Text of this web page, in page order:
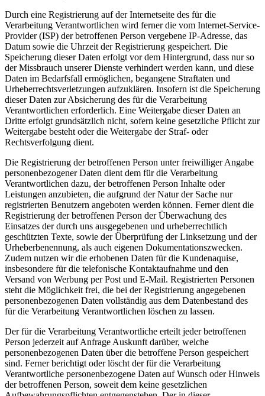
Durch eine Registrierung auf der Internetseite des für die
Verarbeitung Verantwortlichen wird ferner die vom Internet-Service-
Provider (ISP) der betroffenen Person vergebene IP-Adresse, das
Datum sowie die Uhrzeit der Registrierung gespeichert. Die
Speicherung dieser Daten erfolgt vor dem Hintergrund, dass nur so
der Missbrauch unserer Dienste verhindert werden kann, und diese
Daten im Bedarfsfall ermöglichen, begangene Straftaten und
Urheberrechtsverletzungen aufzuklären. Insofern ist die Speicherung
dieser Daten zur Absicherung des für die Verarbeitung
Verantwortlichen erforderlich. Eine Weitergabe dieser Daten an
Dritte erfolgt grundsätzlich nicht, sofern keine gesetzliche Pflicht zur
Weitergabe besteht oder die Weitergabe der Straf- oder
Rechtsverfolgung dient.
Die Registrierung der betroffenen Person unter freiwilliger Angabe
personenbezogener Daten dient dem für die Verarbeitung
Verantwortlichen dazu, der betroffenen Person Inhalte oder
Leistungen anzubieten, die aufgrund der Natur der Sache nur
registrierten Benutzern angeboten werden können. Ferner dient die
Registrierung der betroffenen Person der Überwachung des
Einsatzes der durch uns ausgegebenen und urheberrechtlich
geschützten Texte, sowie der Überprüfung der Linksetzung und der
Urheberbenennung, als auch eigenen Dokumentationszwecken.
Zudem nutzen wir die erhobenen Daten für die Kundenaquise,
insbesondere für die telefonische Kontaktaufnahme und den
Versand von Werbung per Post und E-Mail. Registrierten Personen
steht die Möglichkeit frei, die bei der Registrierung angegebenen
personenbezogenen Daten vollständig aus dem Datenbestand des
für die Verarbeitung Verantwortlichen löschen zu lassen.
Der für die Verarbeitung Verantwortliche erteilt jeder betroffenen
Person jederzeit auf Anfrage Auskunft darüber, welche
personenbezogenen Daten über die betroffene Person gespeichert
sind. Ferner berichtigt oder löscht der für die Verarbeitung
Verantwortliche personenbezogene Daten auf Wunsch oder Hinweis
der betroffenen Person, soweit dem keine gesetzlichen